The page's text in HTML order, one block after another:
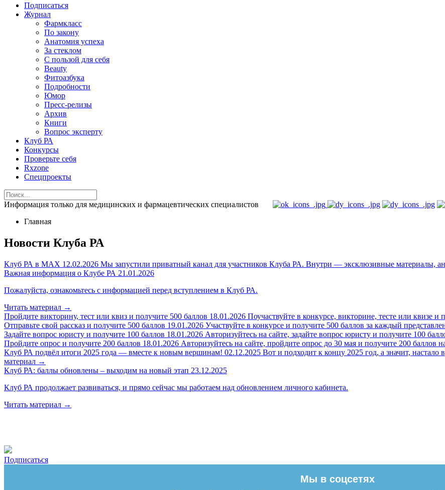
Подписаться
Журнал
Фармкласс
По закону
Анатомия успеха
За стеклом
С пользой для себя
Beauty
Фитоазбука
Подробности
Юмор
Пресс-релизы
Архив
Книги
Вопрос эксперту
Клуб РА
Конкурсы
Проверьте себя
Rxzone
Спецпроекты
Информация только для медицинских и фармацевтических специалистов
Главная
Новости Клуба РА
Клуб РА в MAX 12.02.2026 Мы запустили приватный канал для участников Клуба РА. Внутри — эксклюзивные материалы,
Важная информация о Клубе РА 21.01.2026
Пожалуйста, ознакомьтесь с информацией перед вступлением в Клуб РА.
Читать материал →
Пройдите викторину, тест или квиз и получите 500 баллов 18.01.2026 Поучаствуйте в конкурсе, викторине, тесте или квизе и
Отправьте свой рассказ и получите 500 баллов 19.01.2026 Участвуйте в конкурсе и получите 500 баллов за каждый
Задайте вопрос юристу и получите 100 баллов 18.01.2026 Авторизуйтесь на сайте, задайте вопрос юристу и получите 100
Пройдите опрос и получите 200 баллов 18.01.2026 Авторизуйтесь на сайте, пройдите опрос до 30 мая и получите 200 баллов
Клуб РА подвёл итоги 2025 года — вместе к новым вершинам! 02.12.2025 Вот и подходит к концу 2025 год, а значит,
материал →
Клуб РА: баллы обновлены – выходим на новый этап 23.12.2025
Клуб РА продолжает развиваться, и прямо сейчас мы работаем над обновлением личного кабинета.
Читать материал →
Подписаться
Мы в соцсетях